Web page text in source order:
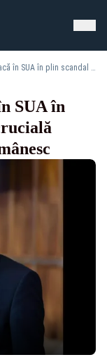
Ministrul Sănătății pleacă în SUA în plin scandal Pfizer. Vizită crucială pentru sistemul medical românesc
SUA în